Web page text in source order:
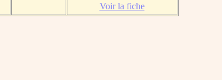
Voir la fiche